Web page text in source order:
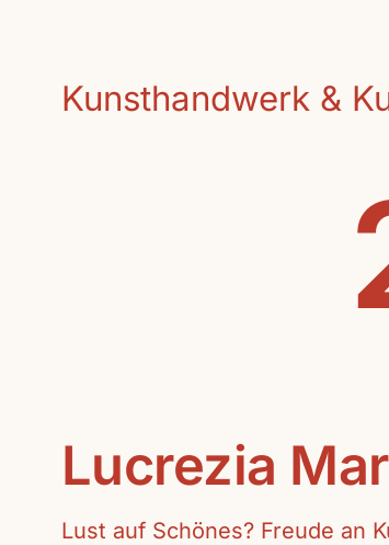
Kunsthandwerk &
Lucrezia
Lust auf Schönes? Freude an